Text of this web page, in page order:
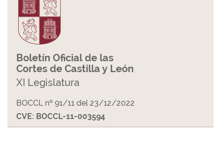
Boletín Oficial de las
Cortes de Castilla y León
XI Legislatura
BOCCL nº 91/11 del 23/12/2022
CVE: BOCCL-11-003594